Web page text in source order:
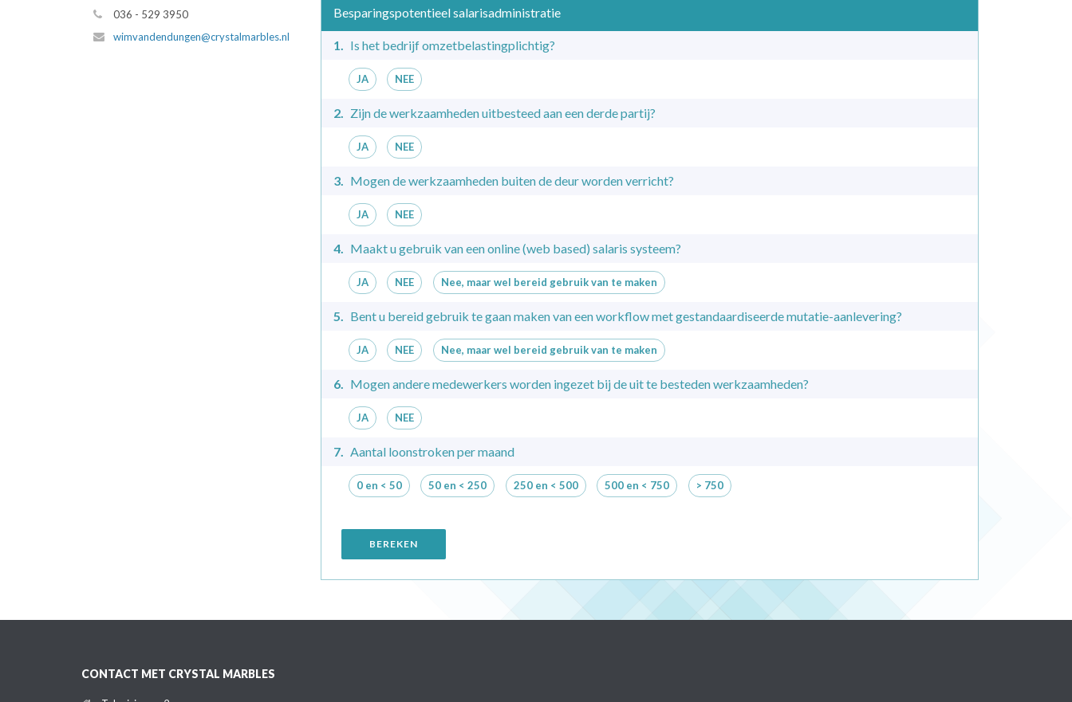
036 - 529 3950
wimvandendungen@crystalmarbles.nl
Besparingspotentieel salarisadministratie
1. Is het bedrijf omzetbelastingplichtig?
JA NEE
2. Zijn de werkzaamheden uitbesteed aan een derde partij?
JA NEE
3. Mogen de werkzaamheden buiten de deur worden verricht?
JA NEE
4. Maakt u gebruik van een online (web based) salaris systeem?
JA NEE Nee, maar wel bereid gebruik van te maken
5. Bent u bereid gebruik te gaan maken van een workflow met gestandaardiseerde mutatie-aanlevering?
JA NEE Nee, maar wel bereid gebruik van te maken
6. Mogen andere medewerkers worden ingezet bij de uit te besteden werkzaamheden?
JA NEE
7. Aantal loonstroken per maand
0 en < 50 50 en < 250 250 en < 500 500 en < 750 > 750
BEREKEN
CONTACT MET CRYSTAL MARBLES